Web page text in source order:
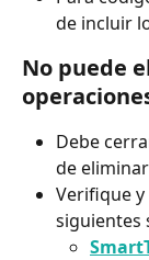
de incluir
No puede
Debe
de
Verifique y
siguientes